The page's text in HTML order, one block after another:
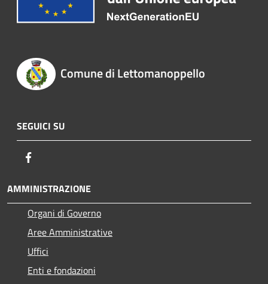
Comune di Lettomanoppello
SEGUICI SU
AMMINISTRAZIONE
Organi di Governo
Aree Amministrative
Uffici
Enti e fondazioni